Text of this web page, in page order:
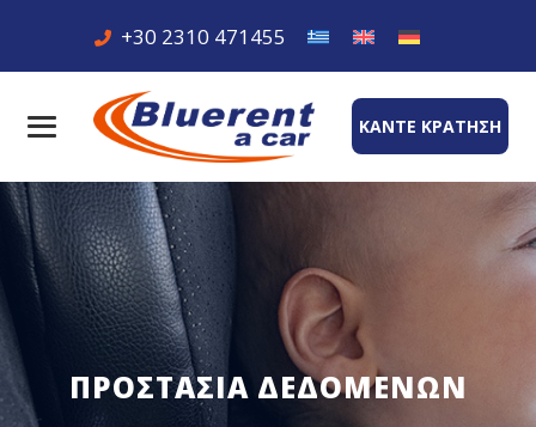
ΠΡΟΣΤΑΣΊΑ ΔΕΔΟΜΈΝΩΝ
+30 2310 471455
ΚΑΝΤΕ ΚΡΑΤΗΣΗ